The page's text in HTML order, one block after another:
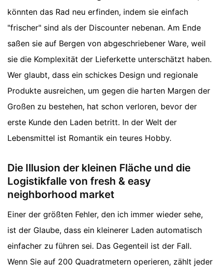
könnten das Rad neu erfinden, indem sie einfach
"frischer" sind als der Discounter nebenan. Am Ende
saßen sie auf Bergen von abgeschriebener Ware, weil
sie die Komplexität der Lieferkette unterschätzt haben.
Wer glaubt, dass ein schickes Design und regionale
Produkte ausreichen, um gegen die harten Margen der
Großen zu bestehen, hat schon verloren, bevor der
erste Kunde den Laden betritt. In der Welt der
Lebensmittel ist Romantik ein teures Hobby.
Die Illusion der kleinen Fläche und die
Logistikfalle von fresh & easy
neighborhood market
Einer der größten Fehler, den ich immer wieder sehe,
ist der Glaube, dass ein kleinerer Laden automatisch
einfacher zu führen sei. Das Gegenteil ist der Fall.
Wenn Sie auf 200 Quadratmetern operieren, zählt jeder